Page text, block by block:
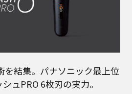
を結集。パナソニック最上位
ュPRO 6枚刃の実力。